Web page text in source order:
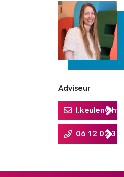
Adviseur
06 12 02 34